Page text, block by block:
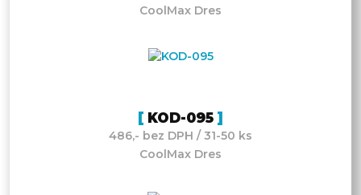
CoolMax Dres
KOD-095
486,- bez DPH / 31-50 ks
CoolMax Dres